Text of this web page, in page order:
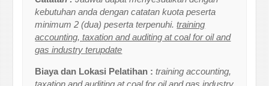
kebutuhan anda dengan catatan kuota peserta
minimum 2 (dua) peserta terpenuhi.training
accounting, taxation and auditing at coal for oil and
gas industry terupdate
Biaya dan Lokasi Pelatihan :training accounting,
taxation and auditing at coal for oil and gas industry